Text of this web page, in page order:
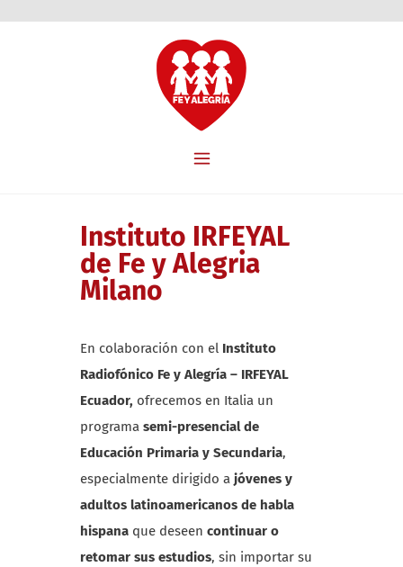
Instituto IRFEYAL
de Fe y Alegria
Milano
En colaboración con el Instituto
Radiofónico Fe y Alegría – IRFEYAL
Ecuador, ofrecemos en Italia un
programa semi-presencial de
Educación Primaria y Secundaria,
especialmente dirigido a jóvenes y
adultos latinoamericanos de habla
hispana que deseen continuar o
retomar sus estudios, sin importar su